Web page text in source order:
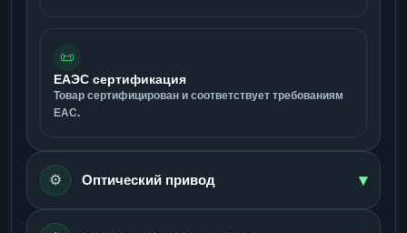
📜
ЕАЭС сертификация
Товар сертифицирован и соответствует требованиям
ЕАС.
⚙️ Оптический привод ▾